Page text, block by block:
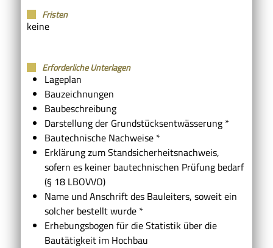
Fristen
keine
Erforderliche Unterlagen
Lageplan
Bauzeichnungen
Baubeschreibung
Darstellung der Grundstücksentwässerung *
Bautechnische Nachweise *
Erklärung zum Standsicherheitsnachweis,
sofern es keiner bautechnischen Prüfung bedarf
(§ 18 LBOVVO)
Name und Anschrift des Bauleiters, soweit ein
solcher bestellt wurde *
Erhebungsbogen für die Statistik über die
Bautätigkeit im Hochbau